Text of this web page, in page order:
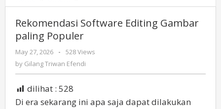
Software
Editing
Gambar
paling
Populer
Rekomendasi Software Editing Gambar
paling Populer
May 27, 2026
by
Gilang
-
528 Views
by Gilang Triwan Efendi
dilihat : 528
Di era sekarang ini apa saja dapat dilakukan